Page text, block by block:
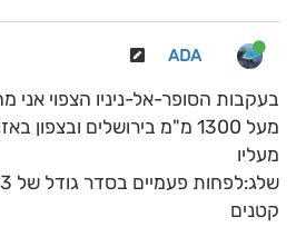
ADA
בעקבות הסופר-אל-ניניו הצפוי
מעל 1300 מ"מ בירושלים
מעליו
קטנים